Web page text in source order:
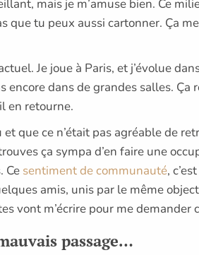
mais je m’amuse bien. Ce
que tu peux aussi cartonner. Ça
Je joue à Paris, et j’évolue
encore dans de grandes salles.
en retourne.
que ce n’était pas agréable de
ça sympa d’en faire une
Ce sentiment de communauté,
amis, unis par le même
vont m’écrire pour me demander
passage…